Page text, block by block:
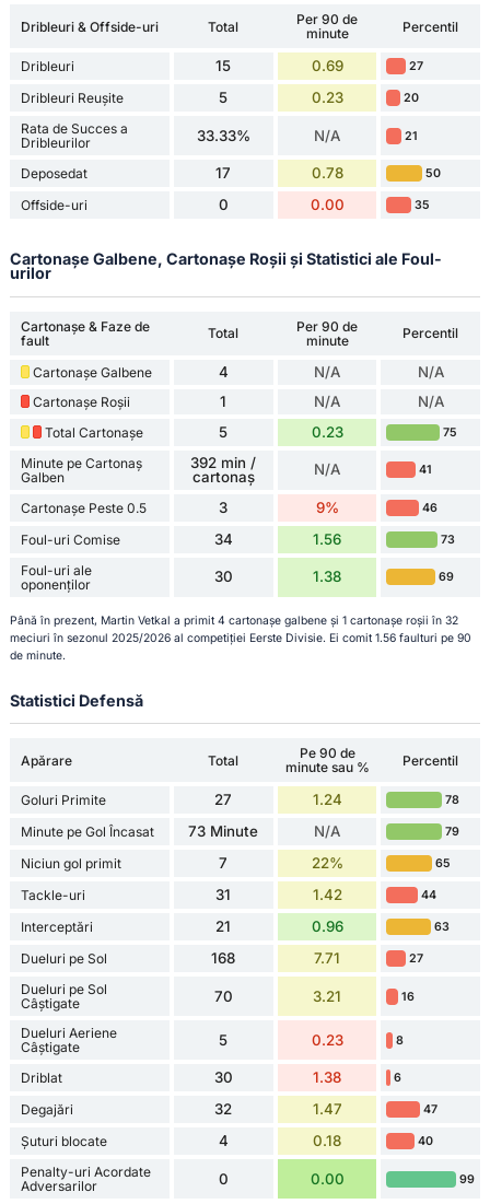
Dribleuri & Offside-uri Total
Per 90 de
minute
Percentil
Dribleuri 15 0.69 27
Dribleuri Reușite 5 0.23 20
Rata de Succes a
Dribleurilor
33.33% N/A 21
Deposedat 17 0.78 50
Offside-uri 0 0.00 35
Cartonașe Galbene, Cartonașe Roșii și Statistici ale Foul-
urilor
Cartonașe & Faze de
fault
Total
Per 90 de
minute
Percentil
Cartonașe Galbene 4 N/A N/A
Cartonașe Roșii 1 N/A N/A
Total Cartonașe 5 0.23 75
Minute pe Cartonaș
Galben
392 min /
cartonaș
N/A 41
Cartonașe Peste 0.5 3 9% 46
Foul-uri Comise 34 1.56 73
Foul-uri ale
oponenților
30 1.38 69
Până în prezent, Martin Vetkal a primit 4 cartonașe galbene și 1 cartonașe roșii în 32
meciuri în sezonul 2025/2026 al competiției Eerste Divisie. Ei comit 1.56 faulturi pe 90
de minute.
Statistici Defensă
Apărare Total
Pe 90 de
minute sau %
Percentil
Goluri Primite 27 1.24 78
Minute pe Gol Încasat 73 Minute N/A 79
Niciun gol primit 7 22% 65
Tackle-uri 31 1.42 44
Interceptări 21 0.96 63
Dueluri pe Sol 168 7.71 27
Dueluri pe Sol
Câștigate
70 3.21 16
Dueluri Aeriene
Câștigate
5 0.23 8
Driblat 30 1.38 6
Degajări 32 1.47 47
Șuturi blocate 4 0.18 40
Penalty-uri Acordate
Adversarilor
0 0.00 99